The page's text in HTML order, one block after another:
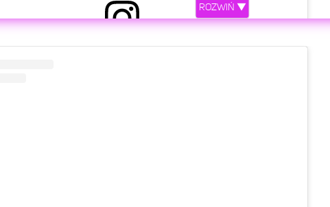
ROZWIŃ ▼